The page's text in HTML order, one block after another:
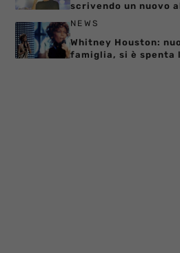
scrivendo un nuovo
NEWS
Whitney Houston:
famiglia, si è spenta